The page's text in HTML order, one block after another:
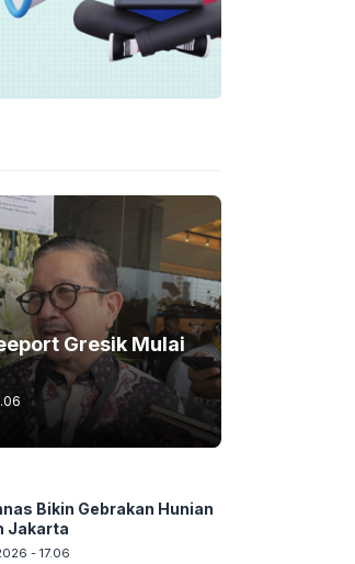
Gresik Mulai
Bikin Gebrakan Hunian
Jakarta
- 17.06